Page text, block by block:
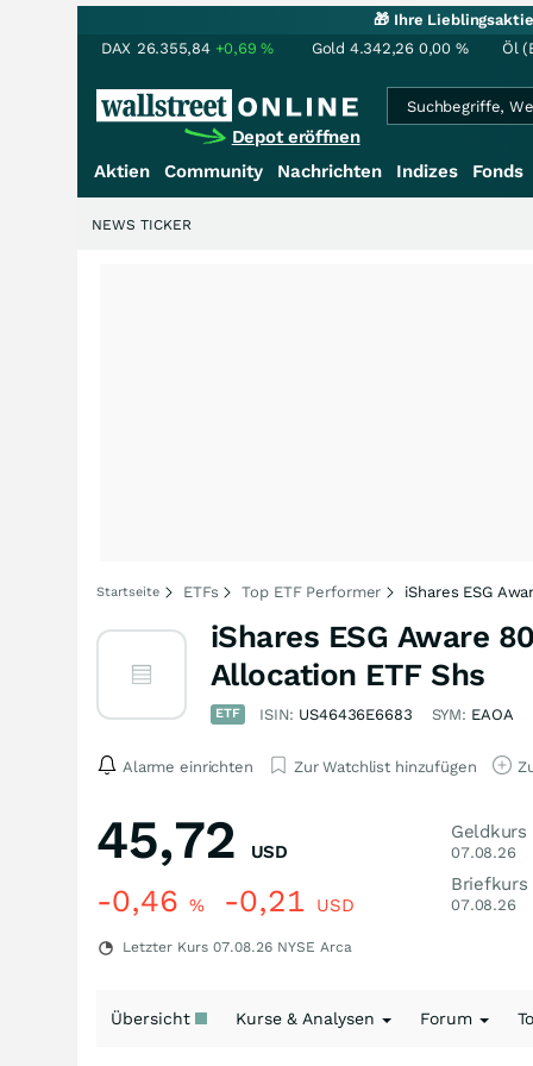
🎁 Ihre
DAX 26.355,84 +0,69% Gold 4.342,26 0,00 % Öl
Depot eröffnen
Aktien Community Nachrichten Indizes Fonds
NEWS TICKER
Startseite ETFs Top ETF Performer iShares ESG
iShares ESG Aware
Allocation ETF Shs
ETF ISIN: US46436E6683 SYM: EAOA
Alarme einrichten Zur Watchlist hinzufügen
45,72 USD
-0,46 % -0,21 USD
Letzter Kurs 07.08.26 NYSE Arca
Geldkurs
07.08.26
Briefkurs
07.08.26
Übersicht Kurse & Analysen Forum